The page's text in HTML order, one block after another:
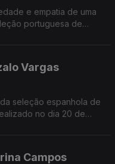
e empatia de uma
portuguesa de
Vargas
seleção espanhola de
no dia 20 de
Campos